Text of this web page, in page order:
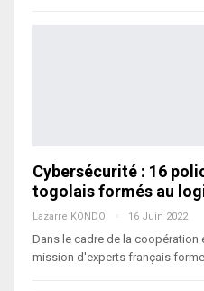
Cybersécurité : 16
togolais formés au
Lazarre KONDO 16 Juin 2022
Dans le cadre de la coopération
mission d'experts français